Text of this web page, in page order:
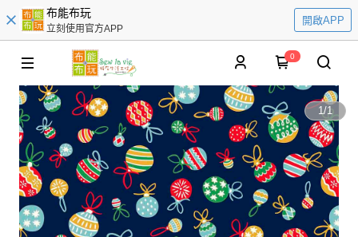
布能布玩
立刻使用官方APP
開啟APP
0
1/1